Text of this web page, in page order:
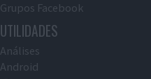
Grupos Facebook
UTILIDADES
Análises
Android